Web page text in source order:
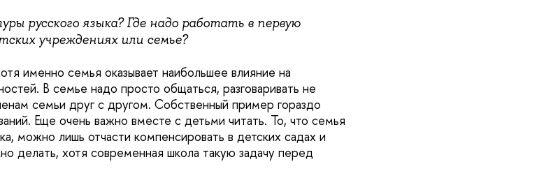
русского языка? Где надо работать в первую
учреждениях или семье?
именно семья оказывает наибольшее влияние на
В семье надо просто общаться, разговаривать не
семьи друг с другом. Собственный пример гораздо
Еще очень важно вместе с детьми читать. То, что семья
можно лишь отчасти компенсировать в детских садах и
делать, хотя современная школа такую задачу перед